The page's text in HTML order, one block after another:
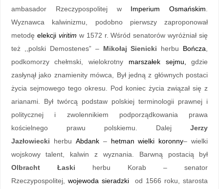
ambasador Rzeczypospolitej w Imperium Osmańskim
Wyznawca kalwinizmu, podobno pierwszy zaproponował
metodę elekcji viritim w 1572 r. Wśród senatorów wyróżniał się
też ,,polski Demostenes” – Mikołaj Sienicki herbu Bończa
podkomorzy chełmski, wielokrotny marszałek sejmu,
gdzie
zasłynął jako znamienity mówca, Był jedną z głównych postaci
życia sejmowego tego okresu. Pod koniec życia związał się z
arianami. Był twórcą podstaw polskiej terminologii prawnej i
politycznej i zwolennikiem podporządkowania prawa
kościelnego prawu polskiemu. DalejJerzy
Jazłowiecki herbu Abdank– hetman wielki koronny– wielki
wojskowy talent, kalwin z wyznania. Barwną postacią był
Olbracht Łaski herbu Korab – senator
Rzeczypospolitej, wojewoda sieradzki
od 1566 roku, starosta